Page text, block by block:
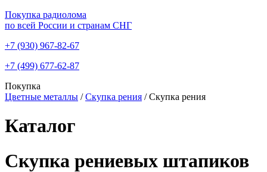
Покупка радиолома
по всей России и странам СНГ
+7 (930) 967-82-67
+7 (499) 677-62-87
Покупка
Цветные металлы / Скупка рения / Скупка рения
Каталог
Скупка рениевых штапиков